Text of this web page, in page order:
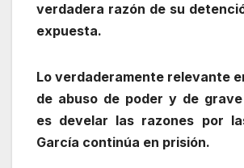
verdadera razón de su
expuesta.
Lo verdaderamente relevante
de abuso de poder y de
es develar las razones por
García continúa en prisión.